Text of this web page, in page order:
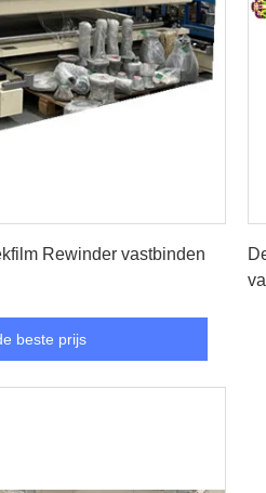
Rewinder vastbinden
beste prijs